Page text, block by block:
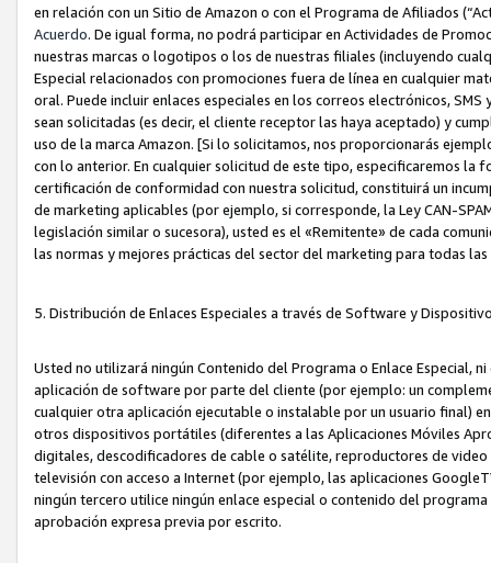
en relación con un Sitio de Amazon o con el Programa de Afiliados
Acuerdo. De igual forma, no podrá participar en Actividades de
nuestras marcas o logotipos o los de nuestras filiales (incluyendo
Especial relacionados con promociones fuera de línea en cualquier
oral. Puede incluir enlaces especiales en los correos electrónicos,
sean solicitadas (es decir, el cliente receptor las haya aceptado) y
uso de la marca Amazon. [Si lo solicitamos, nos proporcionarás
con lo anterior. En cualquier solicitud de este tipo, especificaremos
certificación de conformidad con nuestra solicitud, constituirá un
de marketing aplicables (por ejemplo, si corresponde, la Ley CAN-
legislación similar o sucesora), usted es el «Remitente» de cada
las normas y mejores prácticas del sector del marketing para todas
5. Distribución de Enlaces Especiales a través de Software y
Usted no utilizará ningún Contenido del Programa o Enlace Especial,
aplicación de software por parte del cliente (por ejemplo: un
cualquier otra aplicación ejecutable o instalable por un usuario final)
otros dispositivos portátiles (diferentes a las Aplicaciones Móviles
digitales, descodificadores de cable o satélite, reproductores de
televisión con acceso a Internet (por ejemplo, las aplicaciones
ningún tercero utilice ningún enlace especial o contenido del
aprobación expresa previa por escrito.